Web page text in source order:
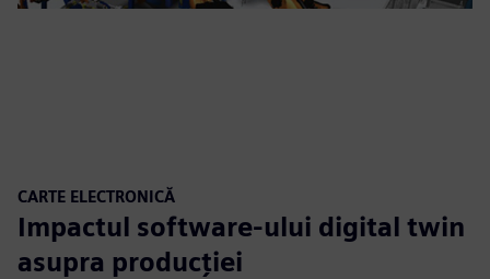
CARTE ELECTRONICĂ
Impactul software-ului digital twin
asupra producției